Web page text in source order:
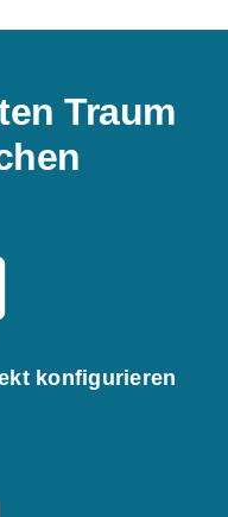
Traum
konfigurieren